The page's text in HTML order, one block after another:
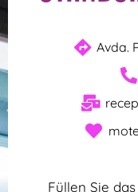
Avda.
Füllen Sie